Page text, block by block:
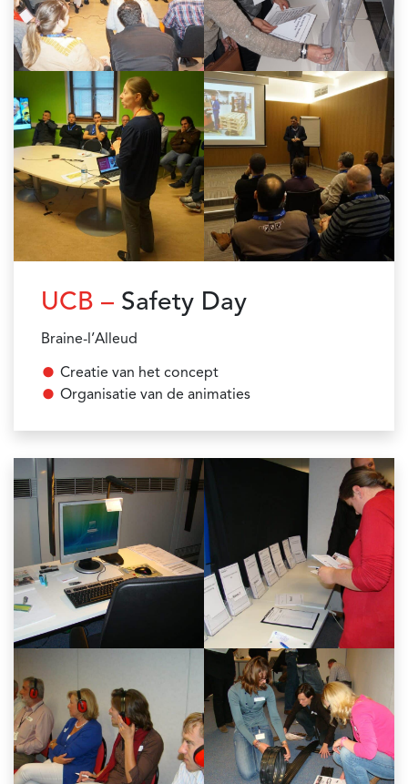
UCB – Safety Day
Braine-l’Alleud
Creatie van het concept
Organisatie van de animaties